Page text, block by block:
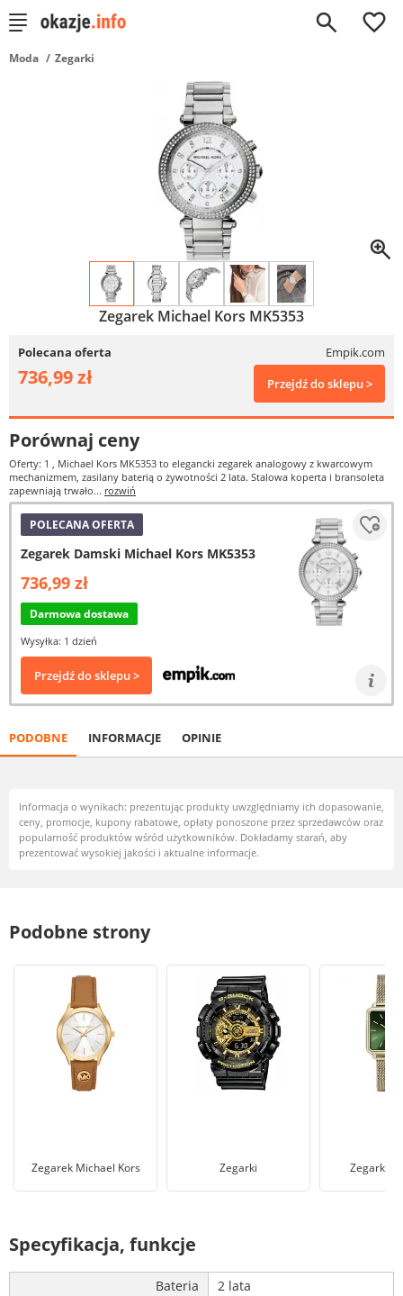
0
Moda Zegarki
Zegarek Michael Kors MK5353
Polecana oferta Empik.com
736,99 zł Przejdź do sklepu >
Porównaj ceny
Oferty: 1 , Michael Kors MK5353 to elegancki zegarek analogowy z kwarcowym
mechanizmem, zasilany baterią o żywotności 2 lata. Stalowa koperta i bransoleta
zapewniają trwało... rozwiń
POLECANA OFERTA
Zegarek Damski Michael Kors MK5353
736,99 zł
Darmowa dostawa
Wysyłka: 1 dzień
Przejdź do sklepu >
PODOBNE INFORMACJE OPINIE
Informacja o wynikach: prezentując produkty uwzględniamy ich dopasowanie,
ceny, promocje, kupony rabatowe, opłaty ponoszone przez sprzedawców oraz
popularność produktów wśród użytkowników. Dokładamy starań, aby
prezentować wysokiej jakości i aktualne informacje.
Podobne strony
Zegarek Michael Kors Zegarki Zegarki
Specyfikacja, funkcje
Bateria
2 lata